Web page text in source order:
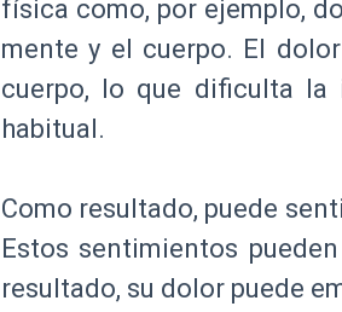
física como, por ejemplo,
mente y el cuerpo. El
cuerpo, lo que dificulta la
habitual.
Como resultado, puede
Estos sentimientos
resultado, su dolor puede